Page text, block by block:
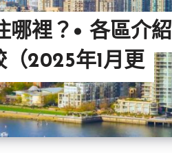
哪裡？• 各區介紹
（2025年1月更